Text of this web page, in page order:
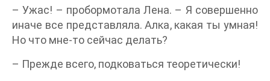
– Ужас! – пробормотала Лена. – Я совершенно
иначе все представляла. Алка, какая ты умная!
Но что мне-то сейчас делать?
– Прежде всего, подковаться теоретически!